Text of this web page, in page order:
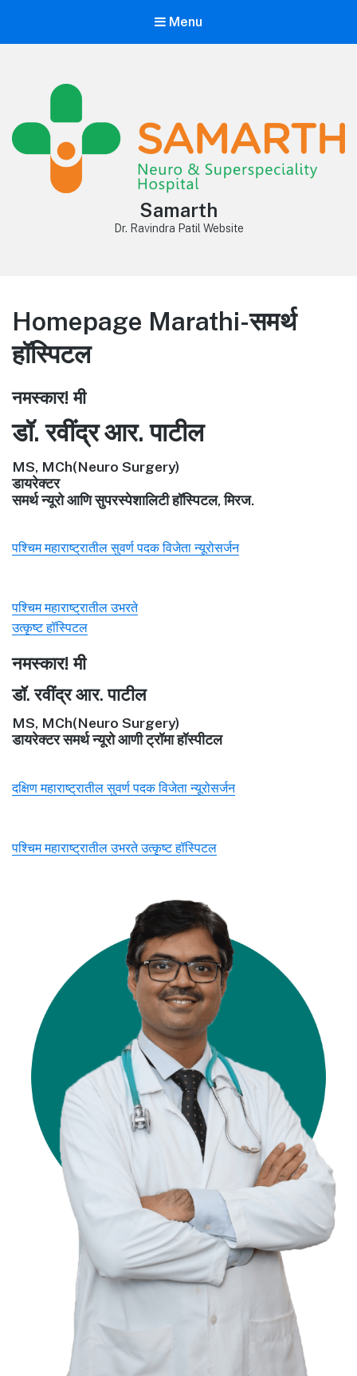
Menu
Samarth
Dr. Ravindra Patil Website
Homepage Marathi-समर्थ
हॉस्पिटल
नमस्कार! मी
डॉ. रवींद्र आर. पाटील
MS, MCh(Neuro Surgery)
डायरेक्टर
समर्थ न्यूरो आणि सुपरस्पेशालिटी हॉस्पिटल, मिरज.
पश्चिम महाराष्ट्रातील सुवर्ण पदक विजेता न्यूरोसर्जन
पश्चिम महाराष्ट्रातील उभरते
उत्कृष्ट हॉस्पिटल
नमस्कार! मी
डॉ. रवींद्र आर. पाटील
MS, MCh(Neuro Surgery)
डायरेक्टर समर्थ न्यूरो आणी ट्रॉमा हॉस्पीटल
दक्षिण महाराष्ट्रातील सुवर्ण पदक विजेता न्यूरोसर्जन
पश्चिम महाराष्ट्रातील उभरते उत्कृष्ट हॉस्पिटल